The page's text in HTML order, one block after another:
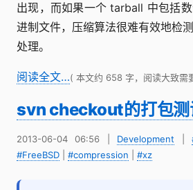
出现，而如果一个 tarball 中包括
进制文件，压缩算法很难有效地检
处理。
阅读全文…( 本文约 658 字，阅读大致需
svn checkout的打包测
2013-06-04 06:56 Development
#FreeBSD
#compression #xz